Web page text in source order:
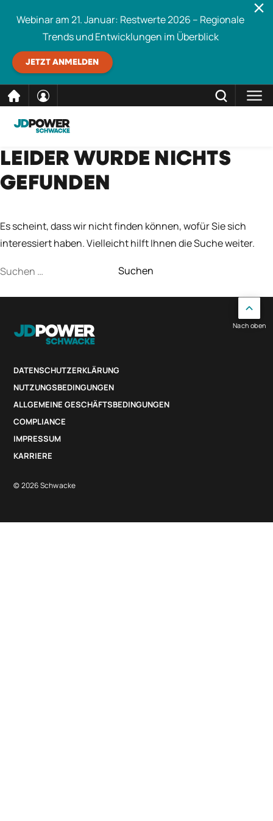
direkt
zum
Inhalt
Webinar am 21. Januar: Restwerte 2026 – Regionale
Trends und Entwicklungen im Überblick
JETZT ANMELDEN
Schwacke durchsuchen SCHLIESSEN
LEIDER WURDE NICHTS
GEFUNDEN
Es scheint, dass wir nicht finden können, wofür Sie sich
interessiert haben. Vielleicht hilft Ihnen die Suche weiter.
Suchen
DATENSCHUTZERKLÄRUNG
NUTZUNGSBEDINGUNGEN
ALLGEMEINE GESCHÄFTSBEDINGUNGEN
COMPLIANCE
IMPRESSUM
KARRIERE
© 2026 Schwacke
Nach oben